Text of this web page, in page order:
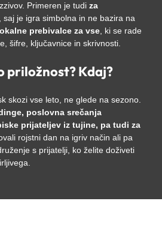
Primeren je tudi za
saj je igra simbolna in ne bazira na
prebivalce za vse, ki se rade
šifre, ključavnice in skrivnosti.
priložnost? Kdaj?
skozi vse leto, ne glede na sezono.
poslovna srečanja
prijateljev iz tujine, pa tudi za
rojstni dan na igriv način ali pa
s prijatelji, ko želite doživeti